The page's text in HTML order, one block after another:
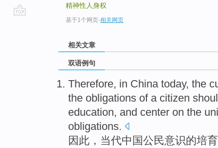
精神性人身权
基于1个网页-相关网页
相关文章
双语例句
Therefore, in China today, the
the obligations of a citizen
education, and center on the
obligations.
因此 ， 当代中国公民意识的培育